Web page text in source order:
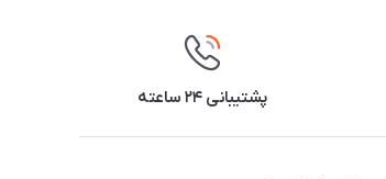
پشتیبانی ۲۴ ساعته